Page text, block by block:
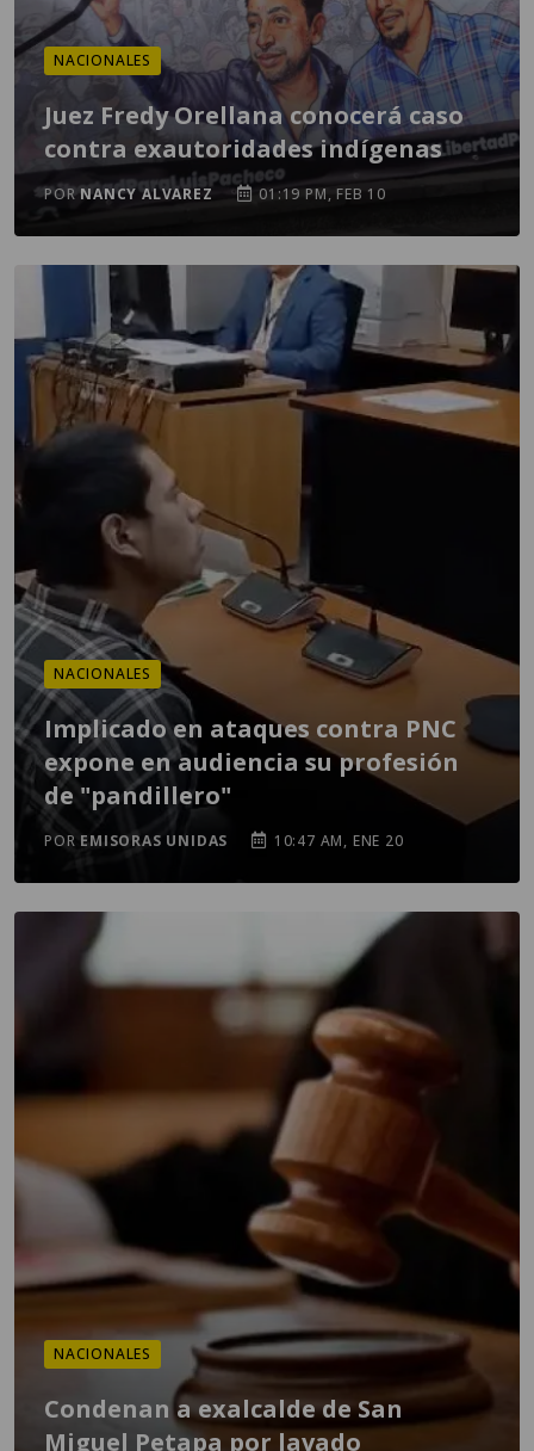
NACIONALES
Juez Fredy Orellana conocerá caso
contra exautoridades indígenas
PORNANCY ALVAREZ 01:19 PM, FEB 10
NACIONALES
Implicado en ataques contra PNC
expone en audiencia su profesión
de "pandillero"
POR EMISORAS UNIDAS 10:47 AM, ENE 20
NACIONALES
Condenan a exalcalde de San
Miguel Petapa por lavado